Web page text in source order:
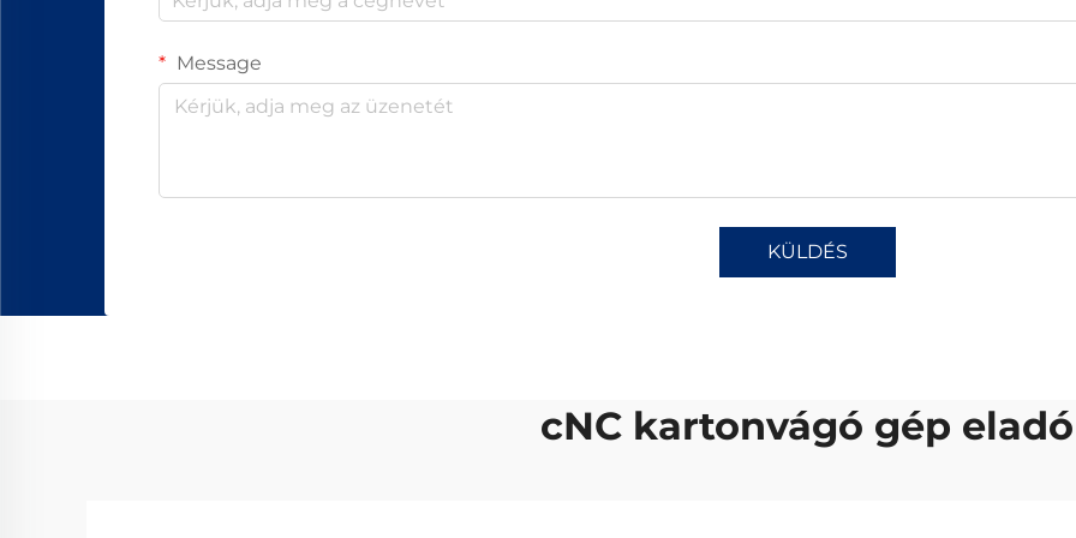
Message
KÜLDÉS
cNC kartonvágó gép eladó